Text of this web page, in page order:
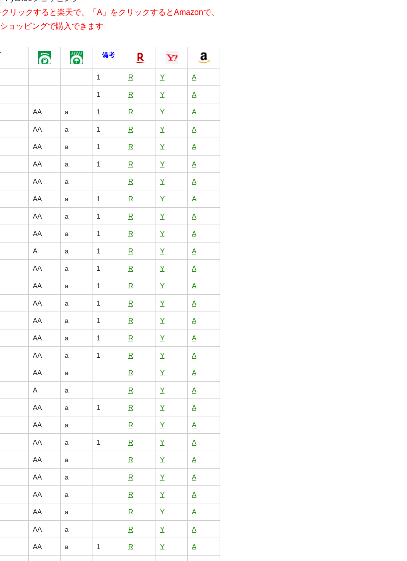
リックすると楽天で、「A」をクリックするとAmazonで、
ョッピングで購入できます
備考
1 R Y A
1 R Y A
AA a 1 R Y A
AA a 1 R Y A
AA a 1 R Y A
AA a 1 R Y A
AA a R Y A
AA a 1 R Y A
AA a 1 R Y A
AA a 1 R Y A
A a 1 R Y A
AA a 1 R Y A
AA a 1 R Y A
AA a 1 R Y A
AA a 1 R Y A
AA a 1 R Y A
AA a 1 R Y A
AA a R Y A
A a R Y A
AA a 1 R Y A
AA a R Y A
AA a 1 R Y A
AA a R Y A
AA a R Y A
AA a R Y A
AA a R Y A
AA a R Y A
AA a 1 R Y A